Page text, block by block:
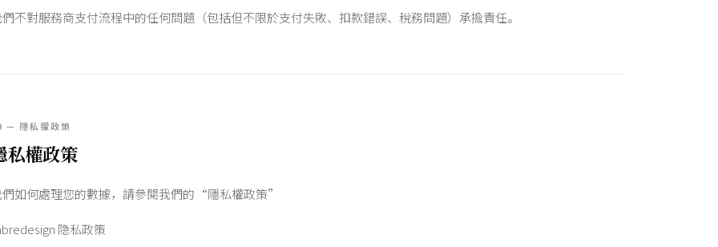
不對服務商支付流程中的任何問題（包括但不限於支付失敗、扣款錯誤、稅務問題）承擔責任。
— 隱私權政策
私權政策
如何處理您的數據，請參閱我們的“隱私權政策”
隐私政策